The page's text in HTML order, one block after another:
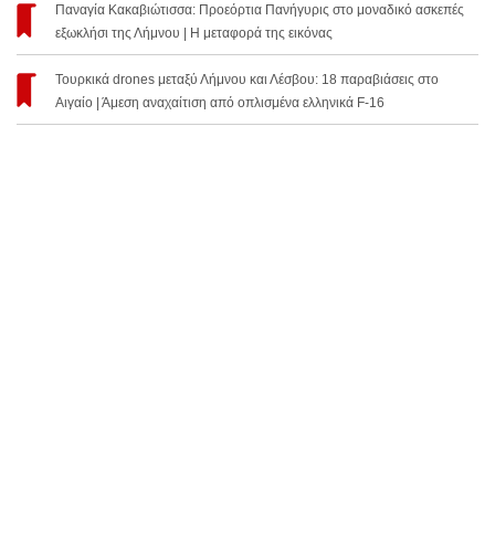
Παναγία Κακαβιώτισσα: Προεόρτια Πανήγυρις στο μοναδικό ασκεπές
εξωκλήσι της Λήμνου | Η μεταφορά της εικόνας
Τουρκικά drones μεταξύ Λήμνου και Λέσβου: 18 παραβιάσεις στο
Αιγαίο | Άμεση αναχαίτιση από οπλισμένα ελληνικά F-16